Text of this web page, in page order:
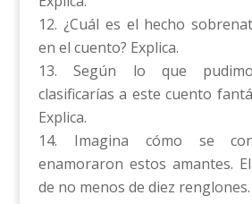
¿Cuál es el hecho
en el cuento? Explica.
Según lo que
clasificarías a este cuento
Explica.
Imagina cómo se
enamoraron estos amantes.
de no menos de diez renglones.